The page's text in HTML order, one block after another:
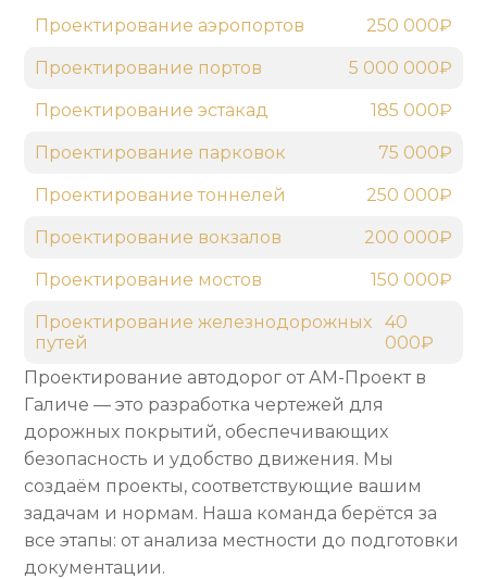
Проектирование автодорог от АМ-Проект в
Галиче — это разработка чертежей для
дорожных покрытий, обеспечивающих
безопасность и удобство движения. Мы
создаём проекты, соответствующие вашим
задачам и нормам. Наша команда берётся за
все этапы: от анализа местности до подготовки
документации.
Проектирование аэропортов 250 000₽
Проектирование портов 5 000 000₽
Проектирование эстакад 185 000₽
Проектирование парковок 75 000₽
Проектирование тоннелей 250 000₽
Проектирование вокзалов 200 000₽
Проектирование мостов 150 000₽
Проектирование железнодорожных
путей
40
000₽